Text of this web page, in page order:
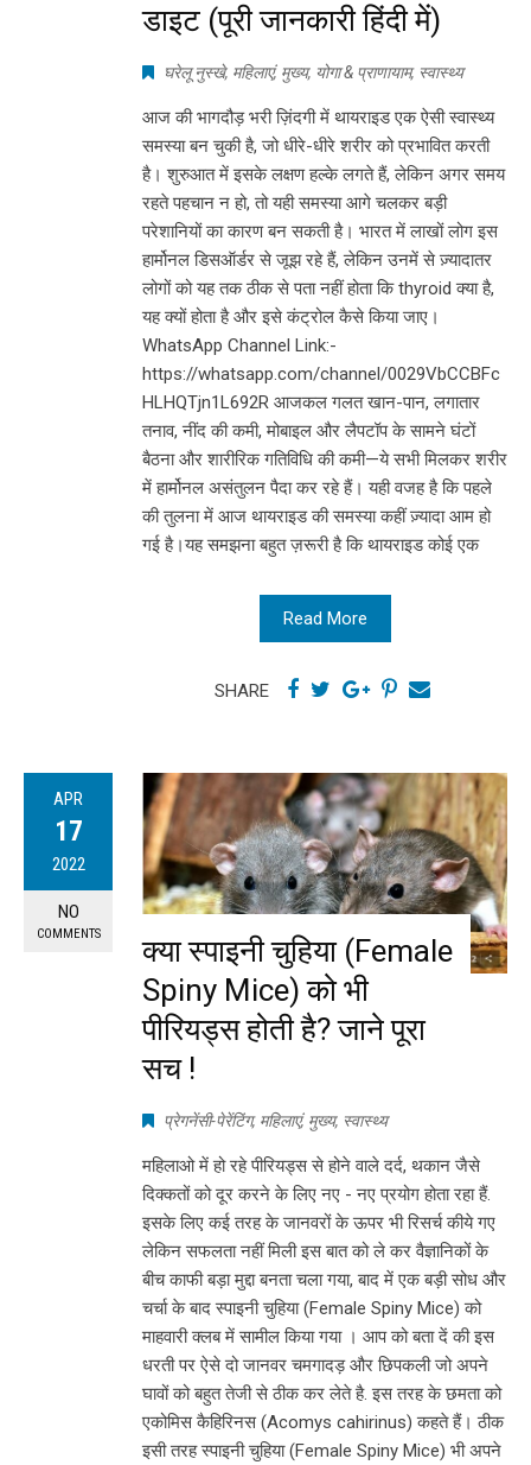
डाइट (पूरी जानकारी हिंदी में)
घरेलू नुस्खे, महिलाएं, मुख्य, योगा & प्राणायाम, स्वास्थ्य
आज की भागदौड़ भरी ज़िंदगी में थायराइड एक ऐसी स्वास्थ्य
समस्या बन चुकी है, जो धीरे-धीरे शरीर को प्रभावित करती
है। शुरुआत में इसके लक्षण हल्के लगते हैं, लेकिन अगर समय
रहते पहचान न हो, तो यही समस्या आगे चलकर बड़ी
परेशानियों का कारण बन सकती है। भारत में लाखों लोग इस
हार्मोनल डिसऑर्डर से जूझ रहे हैं, लेकिन उनमें से ज़्यादातर
लोगों को यह तक ठीक से पता नहीं होता कि thyroid क्या है,
यह क्यों होता है और इसे कंट्रोल कैसे किया जाए।
WhatsApp Channel Link:-
https://whatsapp.com/channel/0029VbCCBFc
HLHQTjn1L692R आजकल गलत खान-पान, लगातार
तनाव, नींद की कमी, मोबाइल और लैपटॉप के सामने घंटों
बैठना और शारीरिक गतिविधि की कमी—ये सभी मिलकर शरीर
में हार्मोनल असंतुलन पैदा कर रहे हैं। यही वजह है कि पहले
की तुलना में आज थायराइड की समस्या कहीं ज़्यादा आम हो
गई है।यह समझना बहुत ज़रूरी है कि थायराइड कोई एक
Read More
SHARE
APR
17
2022
NO
COMMENTS
क्या स्पाइनी चुहिया (Female
Spiny Mice) को भी
पीरियड्स होती है? जाने पूरा
सच !
प्रेगनेंसी-पेरेंटिंग, महिलाएं, मुख्य, स्वास्थ्य
महिलाओ में हो रहे पीरियड्स से होने वाले दर्द, थकान जैसे
दिक्कतों को दूर करने के लिए नए - नए प्रयोग होता रहा हैं.
इसके लिए कई तरह के जानवरों के ऊपर भी रिसर्च कीये गए
लेकिन सफलता नहीं मिली इस बात को ले कर वैज्ञानिकों के
बीच काफी बड़ा मुद्दा बनता चला गया, बाद में एक बड़ी सोध और
चर्चा के बाद स्पाइनी चुहिया (Female Spiny Mice) को
माहवारी क्लब में सामील किया गया । आप को बता दें की इस
धरती पर ऐसे दो जानवर चमगादड़ और छिपकली जो अपने
घावों को बहुत तेजी से ठीक कर लेते है. इस तरह के छमता को
एकोमिस कैहिरिनस (Acomys cahirinus) कहते हैं। ठीक
इसी तरह स्पाइनी चुहिया (Female Spiny Mice) भी अपने